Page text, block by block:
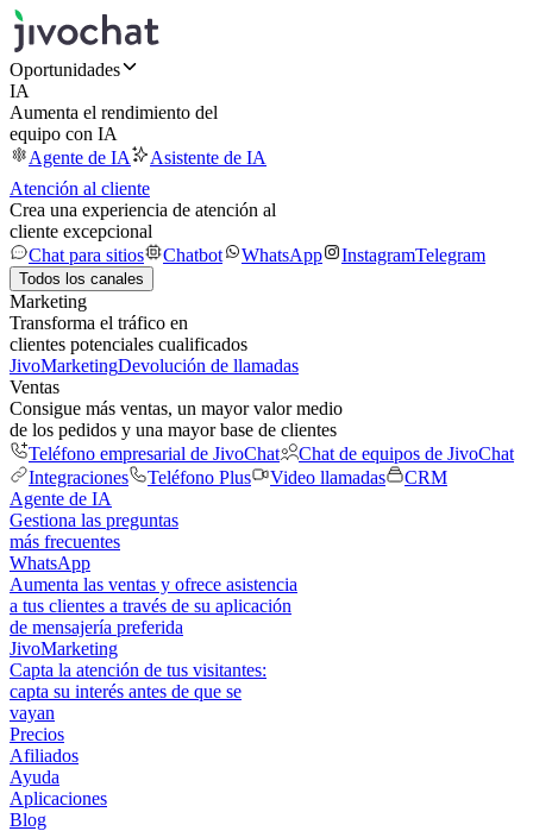
Oportunidades
IA
Aumenta el rendimiento del
equipo con IA
Agente de IA
Asistente de IA
Atención al cliente
Crea una experiencia de atención al
cliente excepcional
Chat para sitios
Chatbot WhatsApp InstagramTelegram
Todos los canales
Marketing
Transforma el tráfico en
clientes potenciales cualificados
JivoMarketingDevolución de llamadas
Ventas
Consigue más ventas, un mayor valor medio
de los pedidos y una mayor base de clientes
Teléfono empresarial de JivoChat
Chat de equipos de JivoChat
Integraciones
Teléfono Plus Video llamadas
CRM
Agente de IA
Gestiona las preguntas
más frecuentes
WhatsApp
Aumenta las ventas y ofrece asistencia
a tus clientes a través de su aplicación
de mensajería preferida
JivoMarketing
Capta la atención de tus visitantes:
capta su interés antes de que se
vayan
Precios
Afiliados
Ayuda
Aplicaciones
Blog